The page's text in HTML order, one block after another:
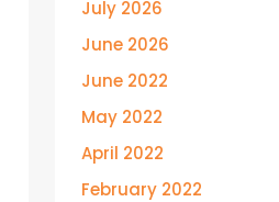
July 2026
June 2026
June 2022
May 2022
April 2022
February 2022